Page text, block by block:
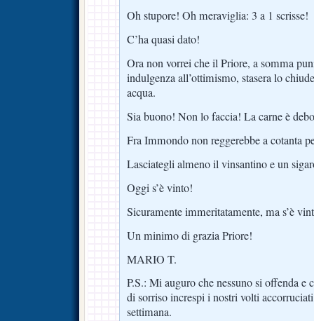
Oh stupore! Oh meraviglia: 3 a 1 scrisse!
C’ha quasi dato!
Ora non vorrei che il Priore, a somma
indulgenza all’ottimismo, stasera lo
acqua.
Sia buono! Non lo faccia! La carne è
Fra Immondo non reggerebbe a cotanta
Lasciategli almeno il vinsantino e un
Oggi s’è vinto!
Sicuramente immeritatamente, ma s’è
Un minimo di grazia Priore!
MARIO T.
P.S.: Mi auguro che nessuno si offenda e
di sorriso increspi i nostri volti
settimana.